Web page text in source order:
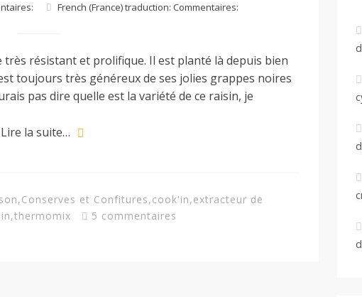
French (France) traduction: Commentaires:
très résistant et prolifique. Il est planté là depuis bien
toujours très généreux de ses jolies grappes noires
pas dire quelle est la variété de ce raisin, je
Lire la suite…
,Conserves et Confitures,cook'in,extracteur de
,thermomix 5 commentaires